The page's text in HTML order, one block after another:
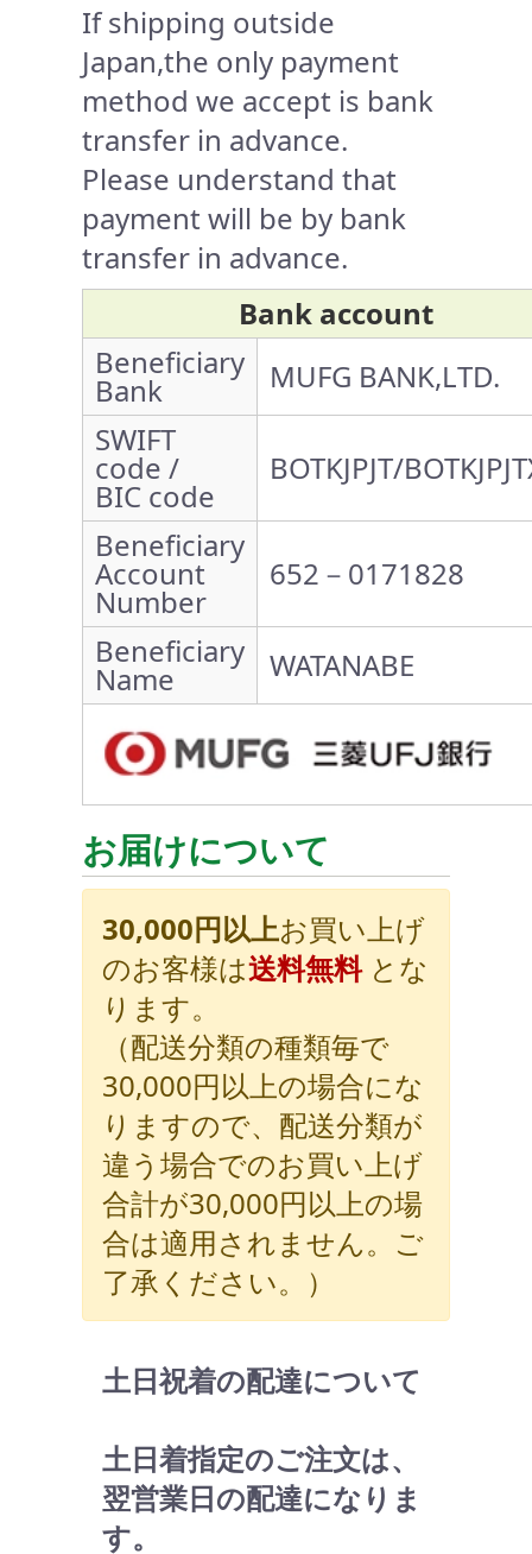
If shipping outside
Japan,the only payment
method we accept is bank
transfer in advance.
Please understand that
payment will be by bank
transfer in advance.
Bank account
Beneficiary
Bank
MUFG BANK,LTD.
SWIFT
code /
BIC code
BOTKJPJT/
Beneficiary
Account
Number
652－0171828
Beneficiary
Name WATANABE
お届けについて
30,000円以上お買い上げ
のお客様は送料無料とな
ります。
（配送分類の種類毎で
30,000円以上の場合にな
りますので、配送分類が
違う場合でのお買い上げ
合計が30,000円以上の場
合は適用されません。ご
了承ください。）
土日祝着の配達について
土日着指定のご注文は、
翌営業日の配達になりま
す。